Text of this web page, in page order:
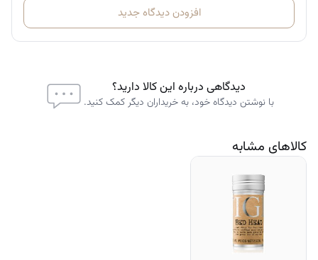
افزودن دیدگاه جدید
دیدگاهی درباره این کالا دارید؟
با نوشتن دیدگاه خود، به خریداران دیگر کمک کنید.
کالاهای مشابه